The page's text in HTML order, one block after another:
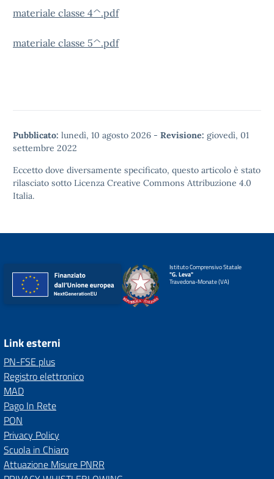
materiale classe 4^.pdf
materiale classe 5^.pdf
Pubblicato: lunedì, 10 agosto 2026 - Revisione: giovedì, 01
settembre 2022
Eccetto dove diversamente specificato, questo articolo è stato
rilasciato sotto Licenza Creative Commons Attribuzione 4.0
Italia.
Istituto Comprensivo Statale
"G. Leva"
Travedona-Monate (VA)
Link esterni
PN-FSE plus
Registro elettronico
MAD
Pago In Rete
PON
Privacy Policy
Scuola in Chiaro
Attuazione Misure PNRR